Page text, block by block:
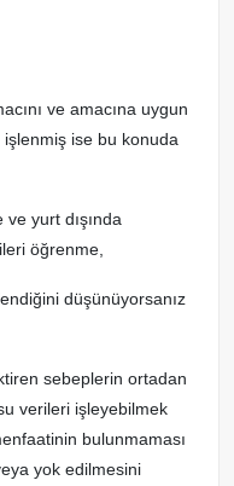
ve amacına uygun
işlenmiş ise bu konuda
yurt dışında
öğrenme,
düşünüyorsanız
sebeplerin ortadan
verileri işleyebilmek
bulunmaması
yok edilmesini